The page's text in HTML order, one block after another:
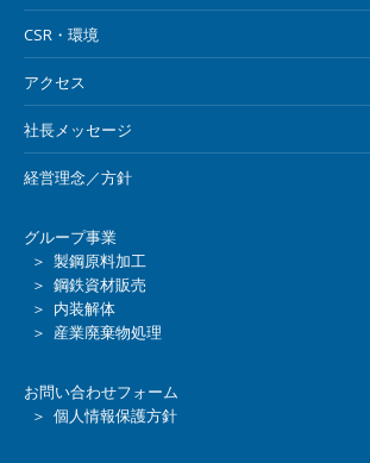
CSR・環境
アクセス
社長メッセージ
経営理念／方針
グループ事業
＞ 製鋼原料加工
＞ 鋼鉄資材販売
＞ 内装解体
＞ 産業廃棄物処理
お問い合わせフォーム
＞ 個人情報保護方針